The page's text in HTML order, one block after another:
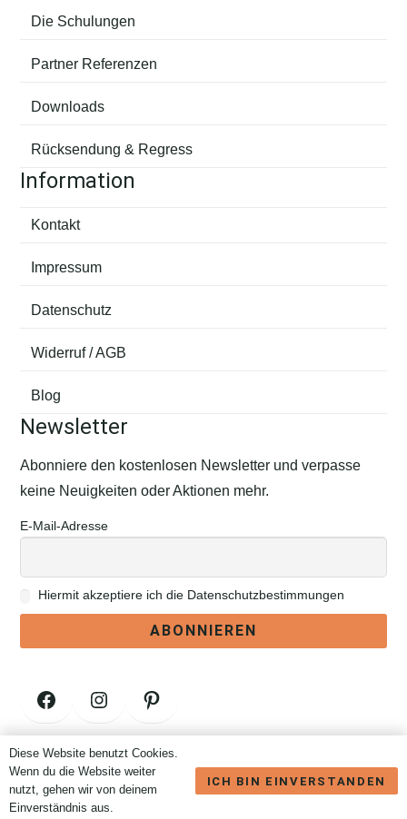
Die Schulungen
Partner Referenzen
Downloads
Rücksendung & Regress
Information
Kontakt
Impressum
Datenschutz
Widerruf / AGB
Blog
Newsletter
Abonniere den kostenlosen Newsletter und verpasse
keine Neuigkeiten oder Aktionen mehr.
E-Mail-Adresse
Hiermit akzeptiere ich die Datenschutzbestimmungen
Facebook Instagram Pinterest
Vertrag widerrufen
Brauchst Du Hilfe? Wir sind nur eine Nachricht entfernt.
Diese Website benutzt Cookies.
Wenn du die Website weiter
nutzt, gehen wir von deinem
Einverständnis aus.
ICH BIN EINVERSTANDEN